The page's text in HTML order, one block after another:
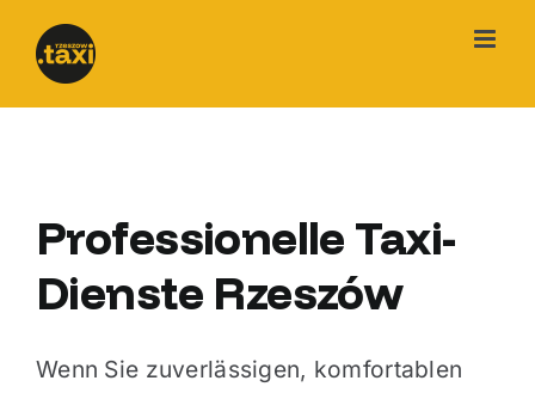
Professionelle Taxi-
Dienste Rzeszów
Wenn Sie zuverlässigen, komfortablen